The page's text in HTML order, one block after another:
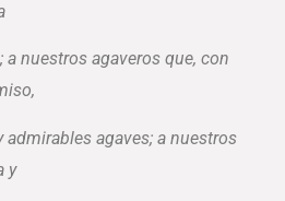
a nuestros agaveros que, con
admirables agaves; a nuestros
y